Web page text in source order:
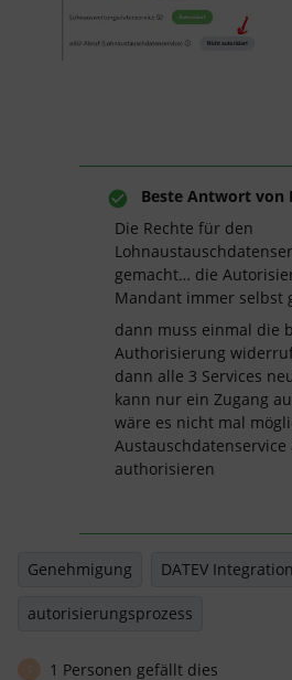
Beste Antwort von
Die Rechte für den
gemacht… die
Mandant immer selbst
dann muss einmal die
Authorisierung
dann alle 3 Services
kann nur ein Zugang
wäre es nicht mal
authorisieren
Genehmigung DATEV Integration
autorisierungsprozess
1 Personen gefällt dies